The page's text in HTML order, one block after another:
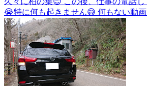
😭特に何も起きません😅 何もない動